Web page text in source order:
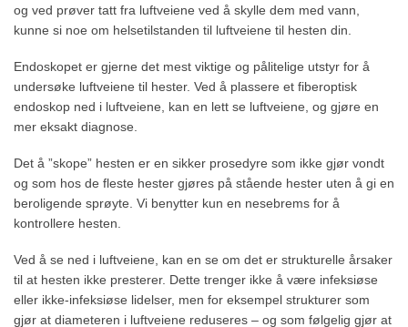
og ved prøver tatt fra luftveiene ved å skylle dem med vann,
kunne si noe om helsetilstanden til luftveiene til hesten din.
Endoskopet er gjerne det mest viktige og pålitelige utstyr for å
undersøke luftveiene til hester. Ved å plassere et fiberoptisk
endoskop ned i luftveiene, kan en lett se luftveiene, og gjøre en
mer eksakt diagnose.
Det å ”skope” hesten er en sikker prosedyre som ikke gjør vondt
og som hos de fleste hester gjøres på stående hester uten å gi en
beroligende sprøyte. Vi benytter kun en nesebrems for å
kontrollere hesten.
Ved å se ned i luftveiene, kan en se om det er strukturelle årsaker
til at hesten ikke presterer. Dette trenger ikke å være infeksiøse
eller ikke-infeksiøse lidelser, men for eksempel strukturer som
gjør at diameteren i luftveiene reduseres – og som følgelig gjør at